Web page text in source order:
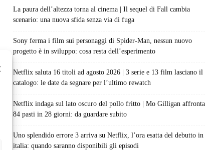
La paura dell’altezza torna al cinema | Il sequel di Fall cambia
scenario: una nuova sfida senza via di fuga
Sony ferma i film sui personaggi di Spider-Man, nessun nuovo
progetto è in sviluppo: cosa resta dell’esperimento
Netflix saluta 16 titoli ad agosto 2026 | 3 serie e 13 film lasciano il
catalogo: le date da segnare per l’ultimo rewatch
Netflix indaga sul lato oscuro del pollo fritto | Mo Gilligan affronta
84 pasti in 28 giorni: da guardare subito
Uno splendido errore 3 arriva su Netflix, l’ora esatta del debutto in
italia: quando saranno disponibili gli episodi